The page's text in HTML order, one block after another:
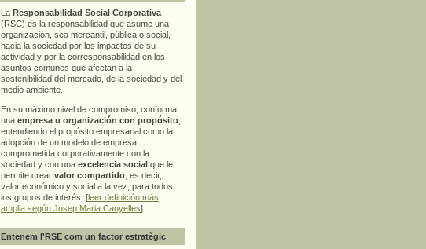
La Responsabilidad Social Corporativa
(RSC) es la responsabilidad que asume una
organización, sea mercantil, pública o social,
hacia la sociedad por los impactos de su
actividad y por la corresponsabilidad en los
asuntos comunes que afectan a la
sostenibilidad del mercado, de la sociedad y del
medio ambiente.
En su máximo nivel de compromiso, conforma
una empresa u organización con propósito
entendiendo el propósito empresarial como la
adopción de un modelo de empresa
comprometida corporativamente con la
sociedad y con una excelencia social que le
permite crear valor compartido , es decir,
valor económico y social a la vez, para todos
los grupos de interés. [leer definición más
amplia según Josep Maria Canyelles]
Entenem l'RSE com un factor estratègic